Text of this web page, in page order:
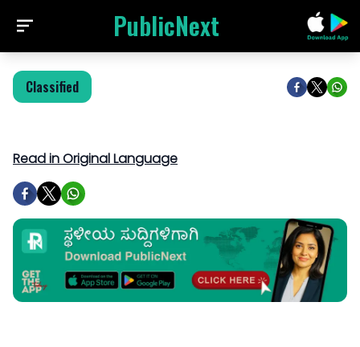
PublicNext
Classified
Read in Original Language